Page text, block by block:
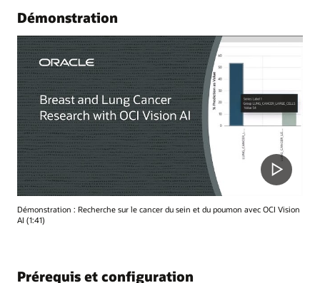
Démonstration
Démonstration : Recherche sur le cancer du sein et du poumon avec OCI Vision
AI (1:41)
Prérequis et configuration